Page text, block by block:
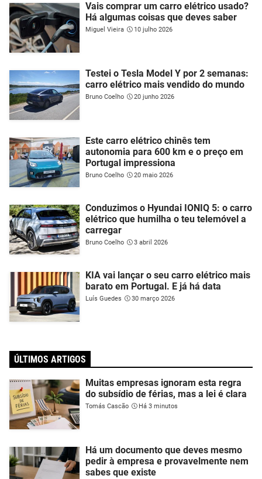
Vais comprar um carro elétrico usado?
Há algumas coisas que deves saber
Miguel Vieira 10 julho 2026
Testei o Tesla Model Y por 2 semanas:
carro elétrico mais vendido do mundo
Bruno Coelho 20 junho 2026
Este carro elétrico chinês tem
autonomia para 600 km e o preço em
Portugal impressiona
Bruno Coelho 20 maio 2026
Conduzimos o Hyundai IONIQ 5: o carro
elétrico que humilha o teu telemóvel a
carregar
Bruno Coelho 3 abril 2026
KIA vai lançar o seu carro elétrico mais
barato em Portugal. E já há data
Luís Guedes 30 março 2026
ÚLTIMOS ARTIGOS
Muitas empresas ignoram esta regra
do subsídio de férias, mas a lei é clara
Tomás Cascão Há 3 minutos
Há um documento que deves mesmo
pedir à empresa e provavelmente nem
sabes que existe